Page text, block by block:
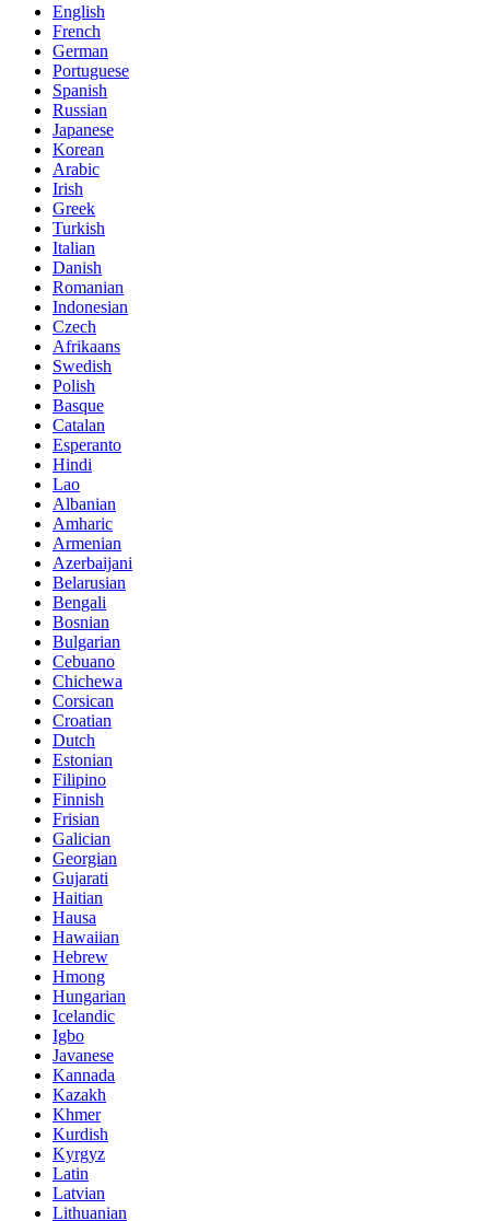
English
French
German
Portuguese
Spanish
Russian
Japanese
Korean
Arabic
Irish
Greek
Turkish
Italian
Danish
Romanian
Indonesian
Czech
Afrikaans
Swedish
Polish
Basque
Catalan
Esperanto
Hindi
Lao
Albanian
Amharic
Armenian
Azerbaijani
Belarusian
Bengali
Bosnian
Bulgarian
Cebuano
Chichewa
Corsican
Croatian
Dutch
Estonian
Filipino
Finnish
Frisian
Galician
Georgian
Gujarati
Haitian
Hausa
Hawaiian
Hebrew
Hmong
Hungarian
Icelandic
Igbo
Javanese
Kannada
Kazakh
Khmer
Kurdish
Kyrgyz
Latin
Latvian
Lithuanian